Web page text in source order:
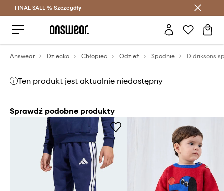
Oszczędzaj z Answear Club >
FINAL SALE % Szczegóły
Answear Dziecko Chłopiec Odzież Spodnie
Ten produkt jest aktualnie niedostępny
Sprawdź podobne produkty